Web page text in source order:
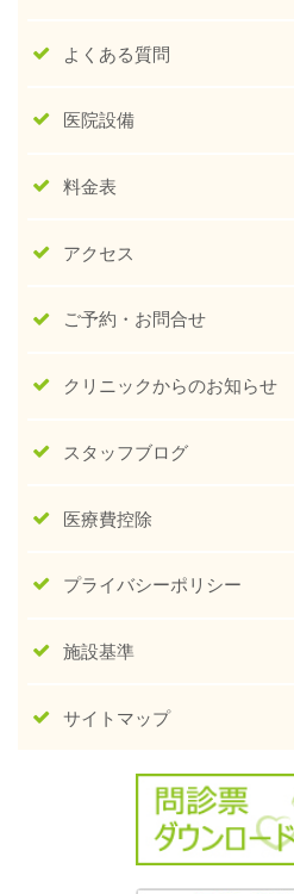
よくある質問
医院設備
料金表
アクセス
ご予約・お問合せ
クリニックからのお知らせ
スタッフブログ
医療費控除
プライバシーポリシー
施設基準
サイトマップ